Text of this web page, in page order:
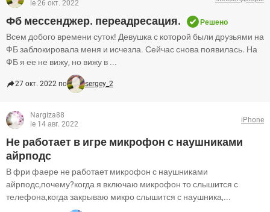
le 26 окт. 2022
Фб мессенджер. переадресация. Решено
Всем добого времени суток! Девушка с которой были друзьями на
ФБ заблокировала меня и исчезла. Сейчас снова появилась. На
ФБ я ее не вижу, но вижу в ...
27 окт. 2022 по sergey_2
Nargiza88
le 14 авг. 2022
iPhone
Не работает в игре микрофон с наушниками
айрподс
В фри фаере не работает микрофон с наушниками
айрподс,почему?когда я включаю микрофон то слышится с
телефона,когда закрываю микро слышится с наушника,...